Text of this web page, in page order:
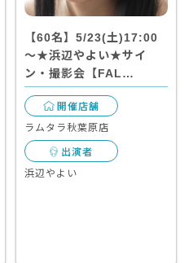
【60名】5/23(土)17:00
～★浜辺やよい★サイ
ン・撮影会【FAL…
開催店舗
ラムタラ秋葉原店
出演者
浜辺やよい